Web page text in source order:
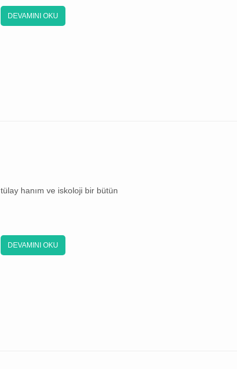
DEVAMINI OKU
tülay hanım ve iskoloji bir bütün
DEVAMINI OKU